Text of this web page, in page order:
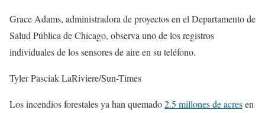
Grace Adams, administradora de proyectos en el Departamento de
Salud Pública de Chicago, observa uno de los registros
individuales de los sensores de aire en su teléfono.
Tyler Pasciak LaRiviere/Sun-Times
Los incendios forestales ya han quemado2.5 millones de acresen